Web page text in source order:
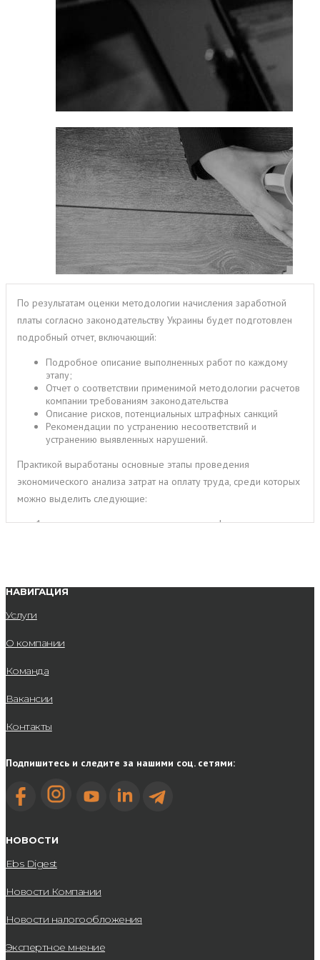
По результатам оценки методологии начисления заработной
платы согласно законодательству Украины будет подготовлен
подробный отчет, включающий:
Подробное описание выполненных работ по каждому
этапу;
Отчет о соответствии применимой методологии расчетов
компании требованиям законодательства
Описание рисков, потенциальных штрафных санкций
Рекомендации по устранению несоответствий и
устранению выявленных нарушений.
Практикой выработаны основные этапы проведения
экономического анализа затрат на оплату труда, среди которых
можно выделить следующие:
оценка динамики, состава и структуры фонда оплаты
оценка соотношения роста производительности труда и
роста заработной платы.
которых возникают случаи несовместимости методологий
заработной платы достаточно четко регламентируется
законодательством Украины, однако во многих компаниях нет
заработной платы для всех филиалов или организаций группы
предоставляет компании дополнительные преимущества:
помощью этого документа можно проверить наличие
уже в процессе создания методологии можно провести
скорректировать ошибки;
организации в группу компаний данная методология
соответствии с общепринятыми правилами компании;
при делегировании или замещении этот документ
НАВИГАЦИЯ
Услуги
О компании
Команда
Вакансии
Контакты
Подпишитесь и следите за нашими соц. сетями:
НОВОСТИ
Ebs Digest
Новости Компании
Новости налогообложения
Экспертное мнение